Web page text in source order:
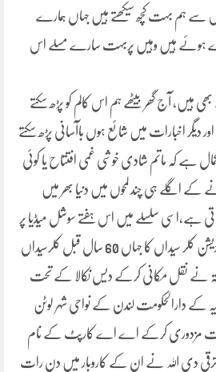
سے ہم بہت کچھ سیکھتے ہیں جہاں ہمارے
ہیں وہیں پربہت سارے مسلے اس
آج گھر بیٹھے ہم اس کالم کو پڑھ سکتے
دیگر اخبارات میں شائع ہوں باآسانی پڑھ سکتے
ہے کہ ماتم شادی خوشی غمی افتتاح یا کوئی
کے اگلے ہی چند لمحوں میں دنیا بھر میں
ہے،اسی سلسلے میں اس ہفتے سوشل میڈیا پر
بڑا چرچا رہا بابو اللہ دتہ و یلفیئر فاونڈیشن کلر سیداں کا جہاں 60 سال قبل کلرسیداں
دتہ نے نقل مکانی کرکے دیس نکالا کے تحت
کے دارالحکومت لندن کے نواحی شہر لوٹن
مزدوری کرکے اے اے کارپٹ کے نام
دی اللہ نے ان کے کاروبار میں دن رات